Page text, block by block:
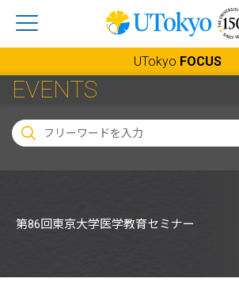
UTokyo FOCUS
EVENTS
第86回東京大学医学教育セミナー